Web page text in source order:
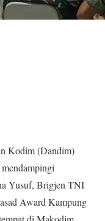
Kodim (Dandim)
Yusuf, Brigjen TNI
Award Kampung